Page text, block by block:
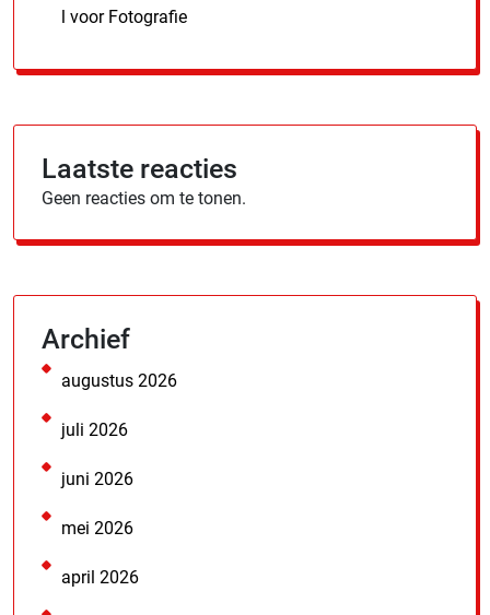
l voor Fotografie
Laatste reacties
Geen reacties om te tonen.
Archief
augustus 2026
juli 2026
juni 2026
mei 2026
april 2026